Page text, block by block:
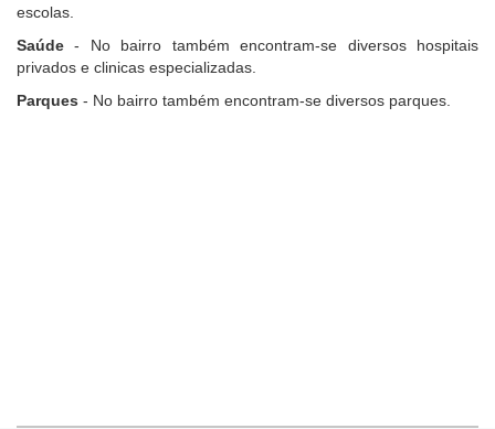
escolas.
Saúde - No bairro também encontram-se diversos hospitais
privados e clinicas especializadas.
Parques - No bairro também encontram-se diversos parques.